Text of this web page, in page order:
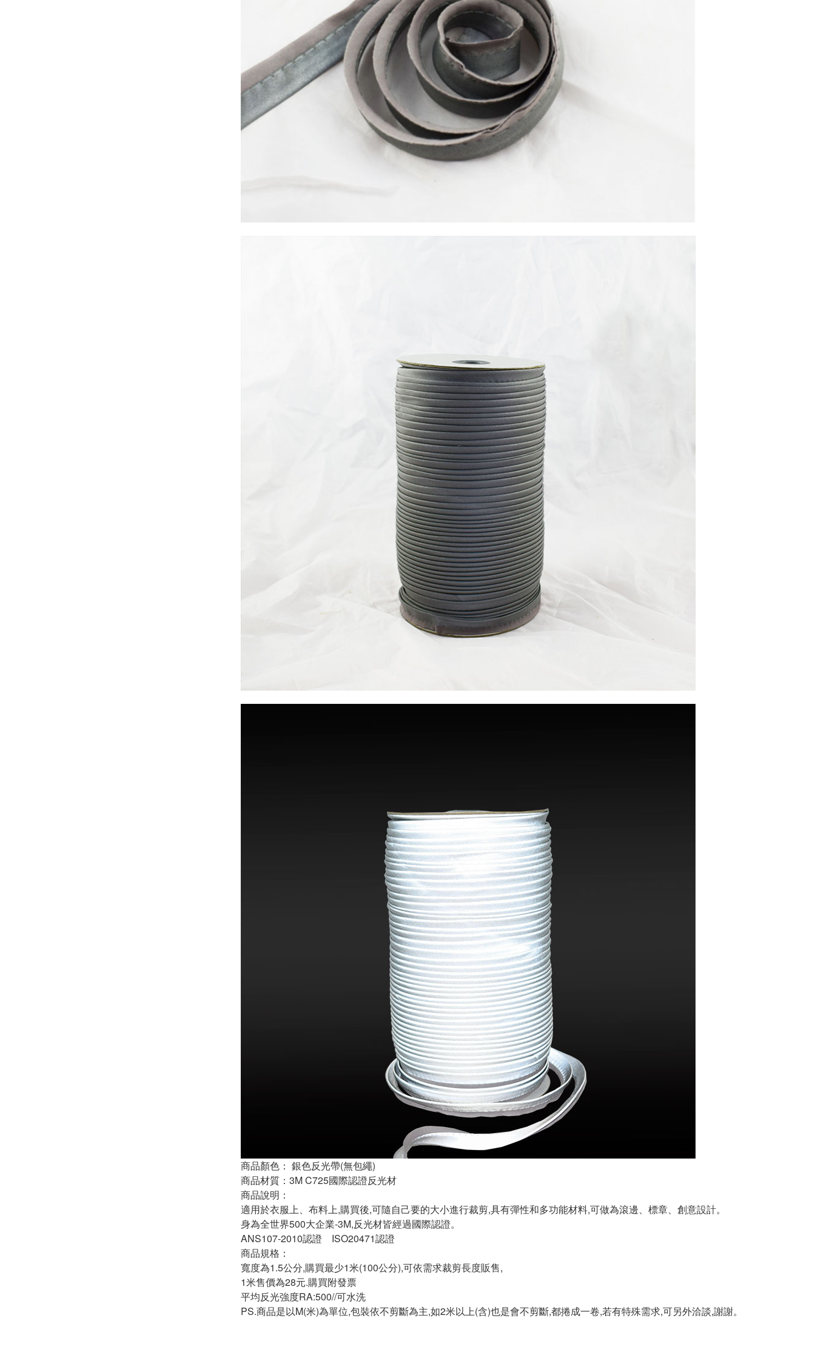
商品顏色： 銀色反光帶(無包繩)
商品材質：3M C725國際認證反光材
商品說明：
適用於衣服上、布料上,購買後,可隨自己要的大小進行裁剪,具有彈性和多功能材料,可做為滾邊、標章、創意設計。
身為全世界500大企業-3M,反光材皆經過國際認證。
ANS107-2010認證 ISO20471認證
商品規格：
寬度為1.5公分,購買最少1米(100公分),可依需求裁剪長度販售,
1米售價為28元.購買附發票
平均反光強度RA:500//可水洗
PS.商品是以M(米)為單位,包裝依不剪斷為主,如2米以上(含)也是會不剪斷,都捲成一卷,若有特殊需求,可另外洽談,謝謝。